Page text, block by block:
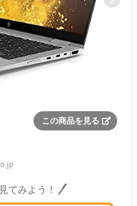
この商品を見る
てみよう！